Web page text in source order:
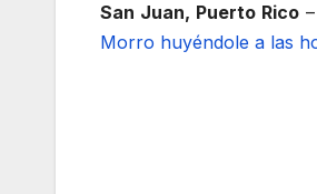
San Juan, Puerto Rico
Morro huyéndole a las